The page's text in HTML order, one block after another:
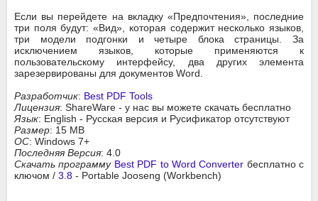
Если вы перейдете на вкладку «Предпочтения», последние
три поля будут: «Вид», которая содержит несколько языков,
три модели подгонки и четыре блока страницы. За
исключением языков, которые применяются к
пользовательскому интерфейсу, два других элемента
зарезервированы для документов Word.
Разработчик: Best PDF Tools
Лицензия: ShareWare - у нас вы можете скачать бесплатно
Язык: English - Русская версия и Русификатор отсутствуют
Размер: 15 MB
ОС: Windows 7+
Последняя Версия: 4.0
Скачать программу Best PDF to Word Converter бесплатно с
ключом / 3.8 - Portable Jooseng (Workbench)